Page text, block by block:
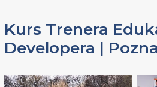
Kurs Trenera
Developera |